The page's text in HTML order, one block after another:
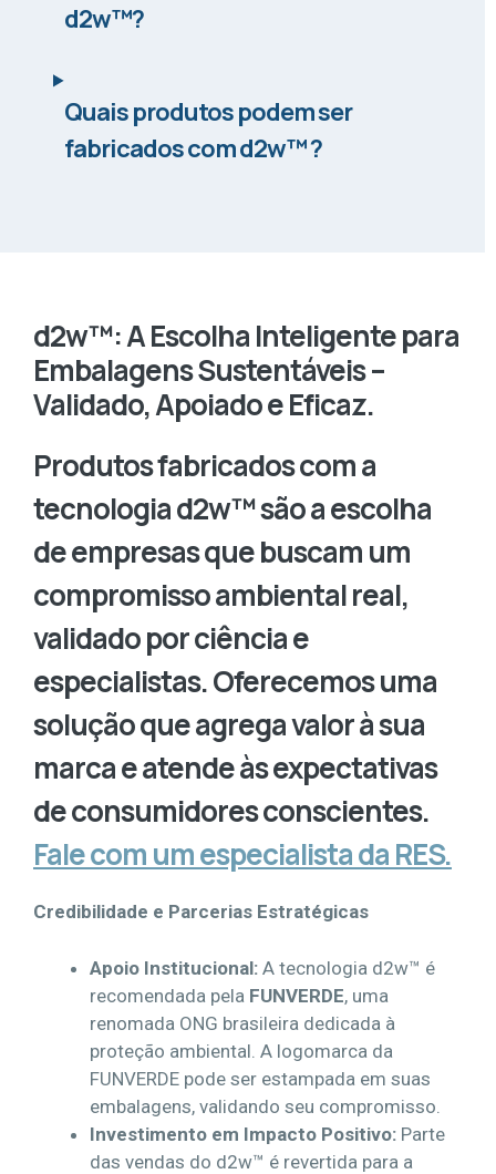
d2w™?
Quais produtos podem ser
fabricados com d2w™ ?
d2w™: A Escolha Inteligente para
Embalagens Sustentáveis –
Validado, Apoiado e Eficaz.
Produtos fabricados com a
tecnologia d2w™ são a escolha
de empresas que buscam um
compromisso ambiental real,
validado por ciência e
especialistas. Oferecemos uma
solução que agrega valor à sua
marca e atende às expectativas
de consumidores conscientes.
Fale com um especialista da RES.
Credibilidade e Parcerias Estratégicas
Apoio Institucional: A tecnologia d2w™ é
recomendada pela FUNVERDE, uma
renomada ONG brasileira dedicada à
proteção ambiental. A logomarca da
FUNVERDE pode ser estampada em suas
embalagens, validando seu compromisso.
Investimento em Impacto Positivo: Parte
das vendas do d2w™ é revertida para a